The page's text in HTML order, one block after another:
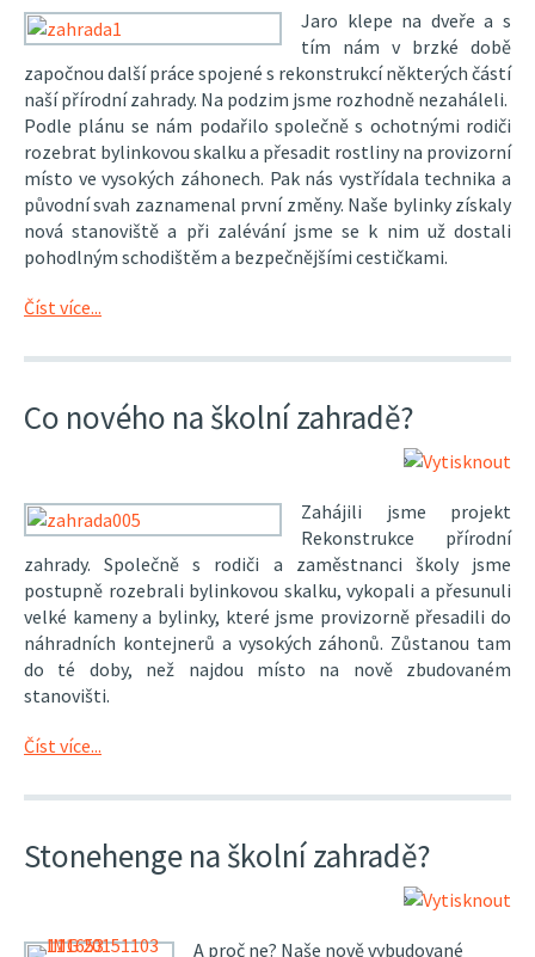
Jaro klepe na dveře a s
tím nám v brzké době
započnou další práce spojené s rekonstrukcí některých částí
naší přírodní zahrady. Na podzim jsme rozhodně nezaháleli.
Podle plánu se nám podařilo společně s ochotnými rodiči
rozebrat bylinkovou skalku a přesadit rostliny na provizorní
místo ve vysokých záhonech. Pak nás vystřídala technika a
původní svah zaznamenal první změny. Naše bylinky získaly
nová stanoviště a při zalévání jsme se k nim už dostali
pohodlným schodištěm a bezpečnějšími cestičkami.
Číst více...
Co nového na školní zahradě?
Zahájili jsme projekt
Rekonstrukce přírodní
zahrady. Společně s rodiči a zaměstnanci školy jsme
postupně rozebrali bylinkovou skalku, vykopali a přesunuli
velké kameny a bylinky, které jsme provizorně přesadili do
náhradních kontejnerů a vysokých záhonů. Zůstanou tam
do té doby, než najdou místo na nově zbudovaném
stanovišti.
Číst více...
Stonehenge na školní zahradě?
A proč ne? Naše nově vybudované